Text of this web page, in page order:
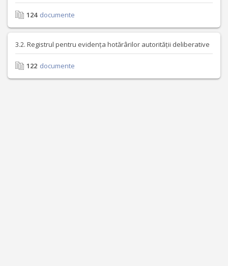
124 documente
3.2. Registrul pentru evidența hotărârilor autorității deliberative
122 documente